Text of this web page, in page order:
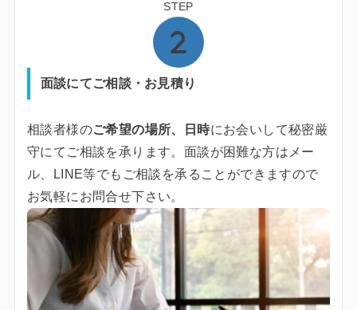
STEP
面談にてご相談・お見積り
相談者様のご希望の場所、日時にお会いして秘密厳
守にてご相談を承ります。面談が困難な方はメー
ル、LINE等でもご相談を承ることができますので
お気軽にお問合せ下さい。